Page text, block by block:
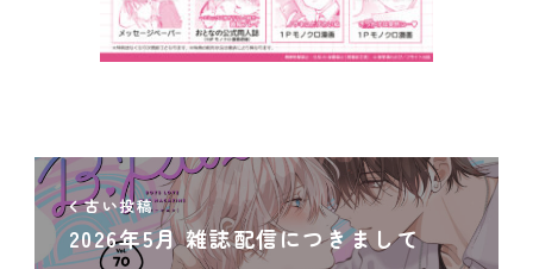
古い投稿
2026年5月 雑誌配信につきまして